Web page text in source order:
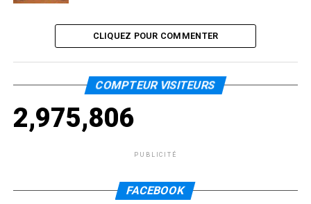
CLIQUEZ POUR COMMENTER
COMPTEUR VISITEURS
2,975,806
PUBLICITÉ
FACEBOOK